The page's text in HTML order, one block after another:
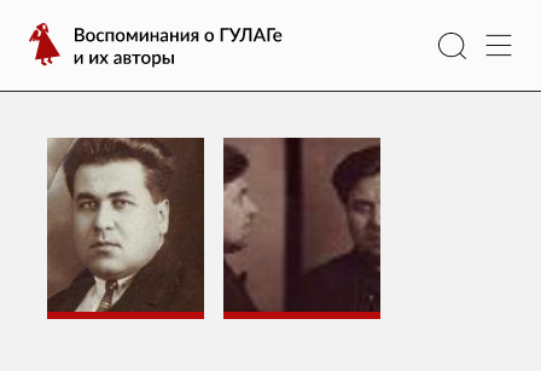
содержимому
Воспоминания
о
ГУЛАГе
их
авторы